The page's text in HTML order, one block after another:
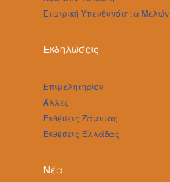
Εταιρική Υπευθυνότητα Μελών
Εκδηλώσεις
Επιμελητηρίου
Άλλες
Εκθέσεις Ζάμπιας
Εκθέσεις Ελλάδας
Νέα